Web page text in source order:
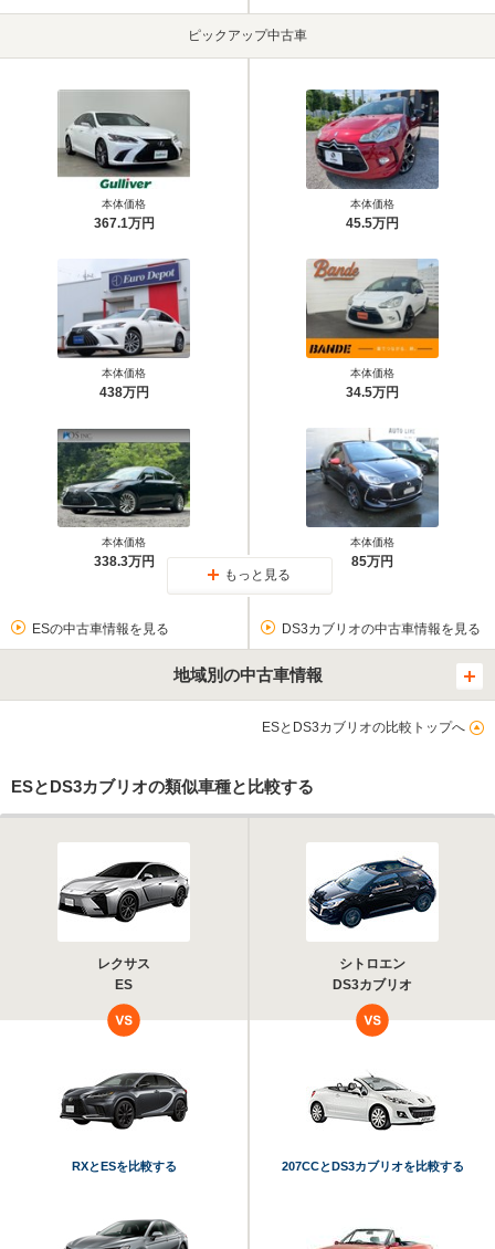
ピックアップ中古車
本体価格
367.1万円
本体価格
438万円
本体価格
338.3万円
本体価格
45.5万円
本体価格
34.5万円
本体価格
85万円
もっと見る
ESの中古車情報を見る DS3カブリオの中古車情報を見る
地域別の中古車情報
ESとDS3カブリオの比較トップへ
ESとDS3カブリオの類似車種と比較する
レクサス
ES
シトロエン
DS3カブリオ
RXとESを比較する 207CCとDS3カブリオを比較する